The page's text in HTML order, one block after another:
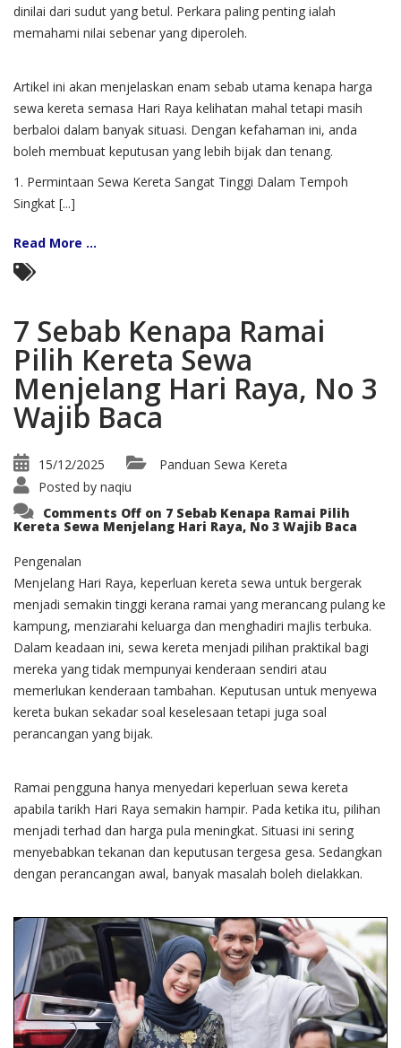
dinilai dari sudut yang betul. Perkara paling penting ialah
memahami nilai sebenar yang diperoleh.
Artikel ini akan menjelaskan enam sebab utama kenapa harga
sewa kereta semasa Hari Raya kelihatan mahal tetapi masih
berbaloi dalam banyak situasi. Dengan kefahaman ini, anda
boleh membuat keputusan yang lebih bijak dan tenang.
1. Permintaan Sewa Kereta Sangat Tinggi Dalam Tempoh
Singkat [...]
Read More ...
7 Sebab Kenapa Ramai
Pilih Kereta Sewa
Menjelang Hari Raya, No 3
Wajib Baca
15/12/2025
Panduan Sewa Kereta
Posted by naqiu
Comments Off on 7 Sebab Kenapa Ramai Pilih
Kereta Sewa Menjelang Hari Raya, No 3 Wajib Baca
Pengenalan
Menjelang Hari Raya, keperluan kereta sewa untuk bergerak
menjadi semakin tinggi kerana ramai yang merancang pulang ke
kampung, menziarahi keluarga dan menghadiri majlis terbuka.
Dalam keadaan ini, sewa kereta menjadi pilihan praktikal bagi
mereka yang tidak mempunyai kenderaan sendiri atau
memerlukan kenderaan tambahan. Keputusan untuk menyewa
kereta bukan sekadar soal keselesaan tetapi juga soal
perancangan yang bijak.
Ramai pengguna hanya menyedari keperluan sewa kereta
apabila tarikh Hari Raya semakin hampir. Pada ketika itu, pilihan
menjadi terhad dan harga pula meningkat. Situasi ini sering
menyebabkan tekanan dan keputusan tergesa gesa. Sedangkan
dengan perancangan awal, banyak masalah boleh dielakkan.